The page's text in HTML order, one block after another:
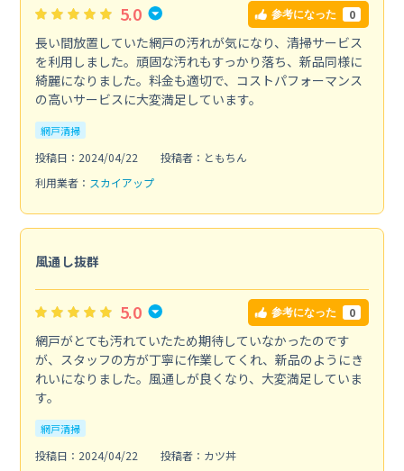
5.0 参考になった 0
長い間放置していた網戸の汚れが気になり、清掃サービス
を利用しました。頑固な汚れもすっかり落ち、新品同様に
綺麗になりました。料金も適切で、コストパフォーマンス
の高いサービスに大変満足しています。
網戸清掃
投稿日：2024/04/22
投稿者：ともちん
利用業者： スカイアップ
風通し抜群
5.0 参考になった 0
網戸がとても汚れていたため期待していなかったのです
が、スタッフの方が丁寧に作業してくれ、新品のようにき
れいになりました。風通しが良くなり、大変満足していま
す。
網戸清掃
投稿日：2024/04/22
投稿者：カツ丼